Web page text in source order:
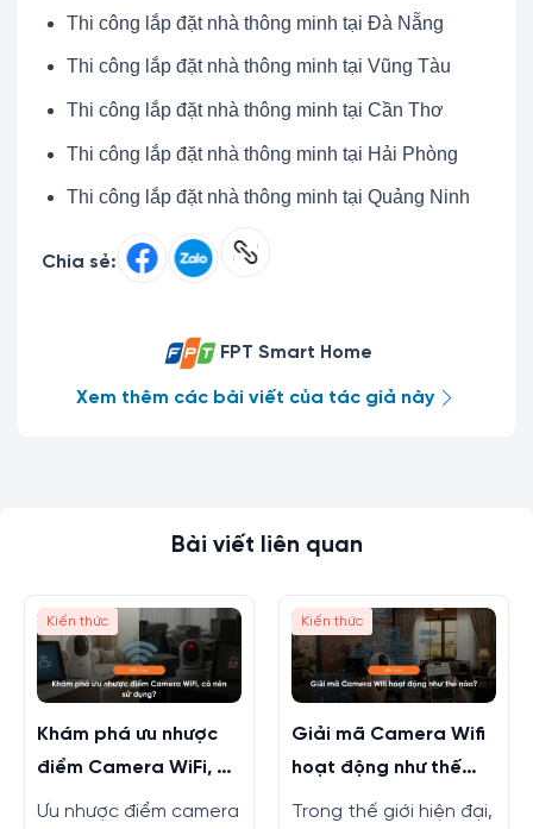
Thi công lắp đặt nhà thông minh tại Đà Nẵng
Thi công lắp đặt nhà thông minh tại Vũng Tàu
Thi công lắp đặt nhà thông minh tại Cần Thơ
Thi công lắp đặt nhà thông minh tại Hải Phòng
Thi công lắp đặt nhà thông minh tại Quảng Ninh
Chia sẻ:
FPT Smart Home
Xem thêm các bài viết của tác giả này
Bài viết liên quan
Kiến thức
Khám phá ưu nhược
điểm Camera WiFi, có
nên sử dụng?
Ưu nhược điểm camera
Kiến thức
Giải mã Camera Wifi
hoạt động như thế
nào?
Trong thế giới hiện đại,